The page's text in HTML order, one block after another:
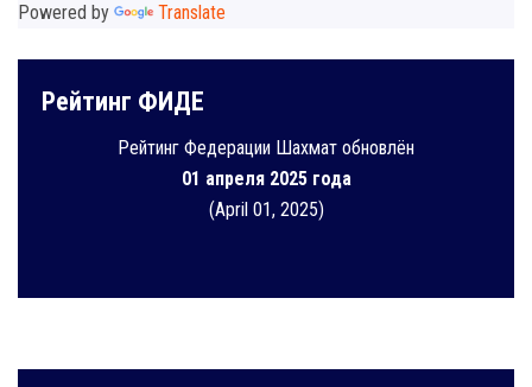
Powered by Translate
Рейтинг ФИДЕ
Рейтинг Федерации Шахмат обновлён
01 апреля 2025 года
(April 01, 2025)